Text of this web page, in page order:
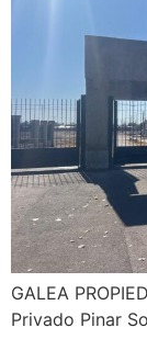
GALEA
Privado Pinar